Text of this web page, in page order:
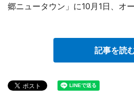
郷ニュータウン」に10月1日、オー
記事を読